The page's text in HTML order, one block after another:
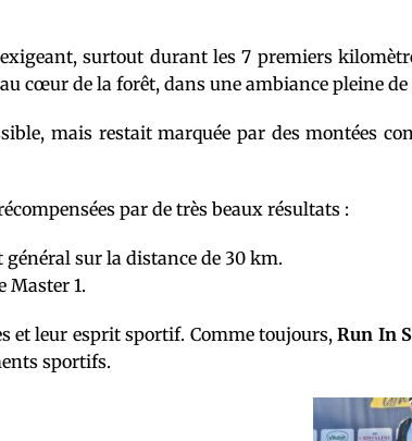
surtout durant les 7 premiers
cœur de la forêt, dans une ambiance pleine
mais restait marquée par des montées
par de très beaux résultats :
sur la distance de 30 km.
Master 1.
et leur esprit sportif. Comme toujours,Run In
sportifs.